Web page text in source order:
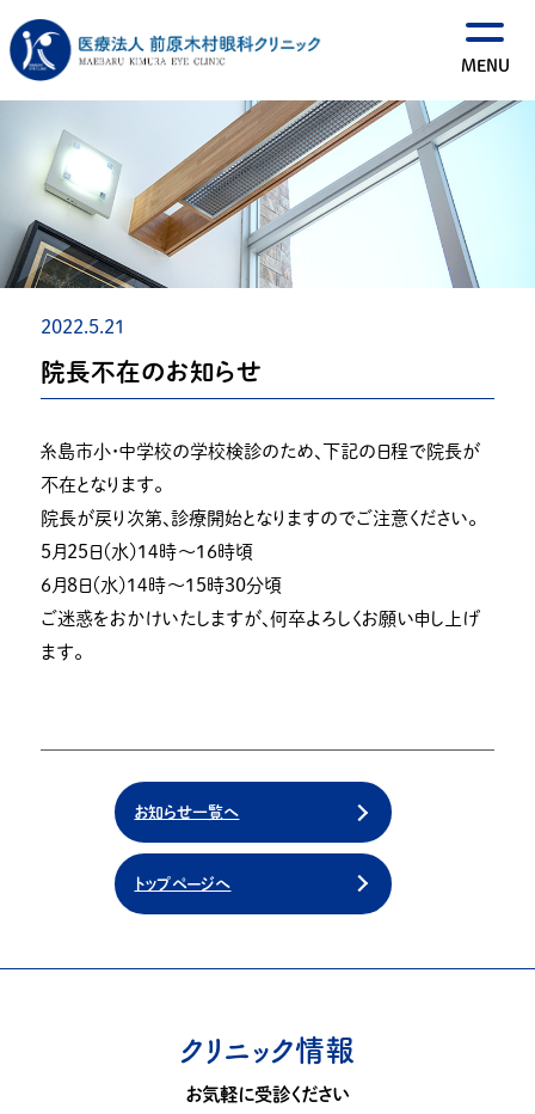
2022.5.21
院長不在のお知らせ
糸島市小・中学校の学校検診のため、下記の日程で院長が
不在となります。
院長が戻り次第、診療開始となりますのでご注意ください。
５月２５日（水）１４時～１６時頃
６月８日（水）１４時～１５時３０分頃
ご迷惑をおかけいたしますが、何卒よろしくお願い申し上げ
ます。
お知らせ一覧へ
トップページへ
クリニック情報
お気軽に受診ください